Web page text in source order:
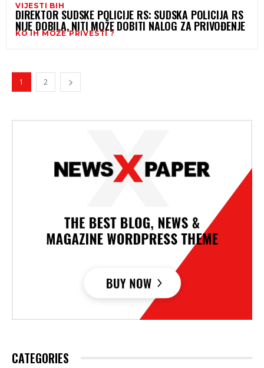
VIJESTI BIH
DIREKTOR SUDSKE POLICIJE RS: SUDSKA POLICIJA RS
NIJE DOBILA, NITI MOŽE DOBITI NALOG ZA PRIVOĐENJE
KO IH MOŽE PRIVESTI ?
1 2
CATEGORIES